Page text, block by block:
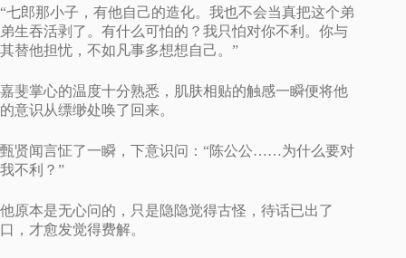
“七郎那小子，有他自己的造化。我也不会当真把这个弟
弟生吞活剥了。有什么可怕的？我只怕对你不利。你与
其替他担忧，不如凡事多想想自己。”
嘉斐掌心的温度十分熟悉，肌肤相贴的触感一瞬便将他
的意识从缥缈处唤了回来。
甄贤闻言怔了一瞬，下意识问：“陈公公……为什么要对
我不利？”
他原本是无心问的，只是隐隐觉得古怪，待话已出了
口，才愈发觉得费解。